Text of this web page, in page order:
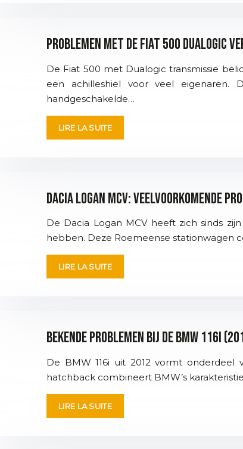
Problemen met de Fiat 500 Dualogic
De Fiat 500 met Dualogic transmissie
een achilleshiel voor veel eigenaren.
handgeschakelde…
LIRE LA SUITE
Dacia Logan MCV: veelvoorkomende
De Dacia Logan MCV heeft zich sinds
hebben. Deze Roemeense stationwagen
LIRE LA SUITE
Bekende problemen bij de BMW 116i
De BMW 116i uit 2012 vormt
hatchback combineert BMW’s
LIRE LA SUITE